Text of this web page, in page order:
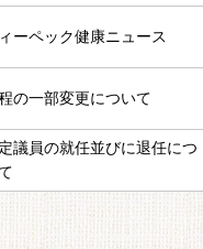
ーペック健康ニュース
の一部変更について
議員の就任並びに退任につ